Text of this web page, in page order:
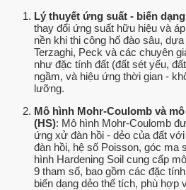
Lý thuyết ứng suất - biến
thay đổi ứng suất hữu hiệu và
nền khi thi công hố đào sâu,
Terzaghi, Peck và các chuyên
như đặc tính đất (đất sét yếu,
ngầm, và hiệu ứng thời gian -
lưỡng.
Mô hình Mohr-Coulomb và
(HS): Mô hình Mohr-Coulomb
ứng xử đàn hồi - dẻo của đất
đàn hồi, hệ số Poisson, góc ma
hình Hardening Soil cung cấp
9 tham số, bao gồm các đặc
biến dạng dẻo thể tích, phù hợp